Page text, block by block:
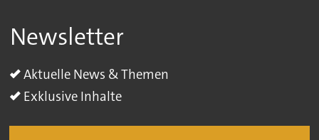
Newsletter
Aktuelle News & Themen
Exklusive Inhalte